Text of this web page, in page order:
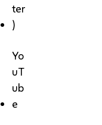
ter
)
Yo
uT
ub
e